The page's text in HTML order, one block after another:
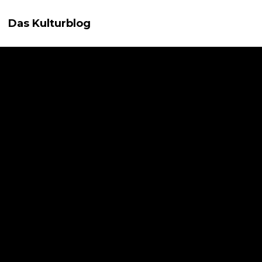
Das Kulturblog